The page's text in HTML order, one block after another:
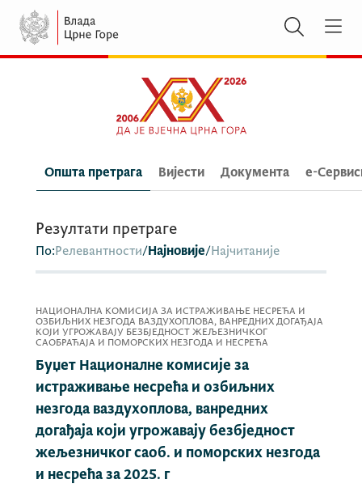
Општа претрага Вијести Документа e-
Резултати претраге
По:Релевантности/Најновије/Најчитаније
НАЦИОНАЛНА КОМИСИЈА ЗА ИСТРАЖИВАЊЕ НЕСРЕЋА И
ОЗБИЉНИХ НЕЗГОДА ВАЗДУХОПЛОВА, ВАНРЕДНИХ ДОГАЂАЈА
КОЈИ УГРОЖАВАЈУ БЕЗБЈЕДНОСТ ЖЕЉЕЗНИЧКОГ
САОБРАЋАЈА И ПОМОРСКИХ НЕЗГОДА И НЕСРЕЋА
Буџет Националне комисије за
истраживање несрећа и озбиљних
незгода ваздухоплова, ванредних
догађаја који угрожавају безбједност
жељезничког саоб. и поморских незгода
и несрећа за 2025. г